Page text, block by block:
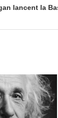
lancent la